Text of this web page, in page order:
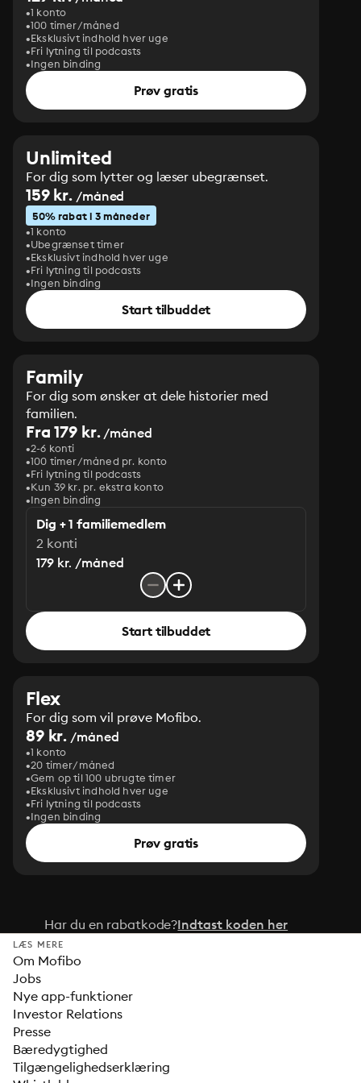
1 konto
100 timer/måned
Eksklusivt indhold hver uge
Fri lytning til podcasts
Ingen binding
Prøv gratis
Unlimited
For dig som lytter og læser ubegrænset.
159 kr. /måned
50% rabat i 3 måneder
1 konto
Ubegrænset timer
Eksklusivt indhold hver uge
Fri lytning til podcasts
Ingen binding
Start tilbuddet
Family
For dig som ønsker at dele historier med
familien.
Fra 179 kr./måned
2-6 konti
100 timer/måned pr. konto
Fri lytning til podcasts
Kun 39 kr. pr. ekstra konto
Ingen binding
Dig + 1 familiemedlem
2 konti
179 kr. /måned
Start tilbuddet
Flex
For dig som vil prøve Mofibo.
89 kr. /måned
1 konto
20 timer/måned
Gem op til 100 ubrugte timer
Eksklusivt indhold hver uge
Fri lytning til podcasts
Ingen binding
Prøv gratis
Har du en rabatkode?Indtast koden her
LÆS MERE
Om Mofibo
Jobs
Nye app-funktioner
Investor Relations
Presse
Bæredygtighed
Tilgængelighedserklæring